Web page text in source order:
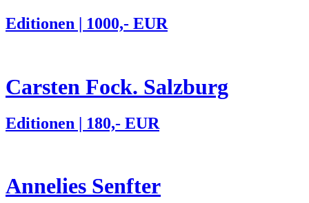
Editionen | 1000,- EUR
Carsten Fock. Salzburg
Editionen | 180,- EUR
Annelies Senfter